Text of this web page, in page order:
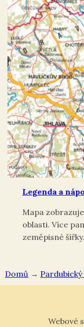
Domů →
Legenda a
Mapa
oblasti. Více
zeměpisné šířky.
Webové